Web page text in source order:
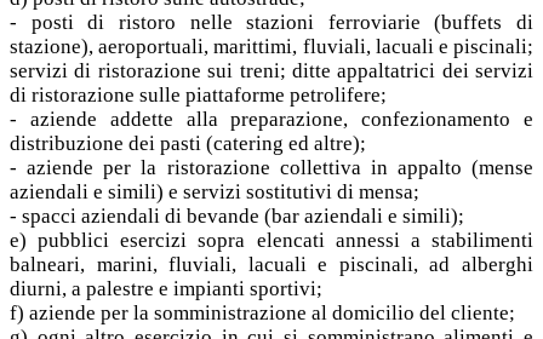
- posti di ristoro nelle stazioni ferroviarie (buffets di
stazione), aeroportuali, marittimi, fluviali, lacuali e piscinali;
servizi di ristorazione sui treni; ditte appaltatrici dei servizi
di ristorazione sulle piattaforme petrolifere;
- aziende addette alla preparazione, confezionamento e
distribuzione dei pasti (catering ed altre);
- aziende per la ristorazione collettiva in appalto (mense
aziendali e simili) e servizi sostitutivi di mensa;
- spacci aziendali di bevande (bar aziendali e simili);
e) pubblici esercizi sopra elencati annessi a stabilimenti
balneari, marini, fluviali, lacuali e piscinali, ad alberghi
diurni, a palestre e impianti sportivi;
f) aziende per la somministrazione al domicilio del cliente;